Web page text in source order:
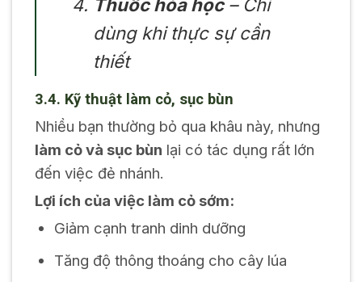
Thuốc hóa học– Chỉ
dùng khi thực sự cần
thiết
3.4. Kỹ thuật làm cỏ, sục bùn
Nhiều bạn thường bỏ qua khâu này, nhưng
làm cỏ và sục bùn lại có tác dụng rất lớn
đến việc đẻ nhánh.
Lợi ích của việc làm cỏ sớm:
Giảm cạnh tranh dinh dưỡng
Tăng độ thông thoáng cho cây lúa